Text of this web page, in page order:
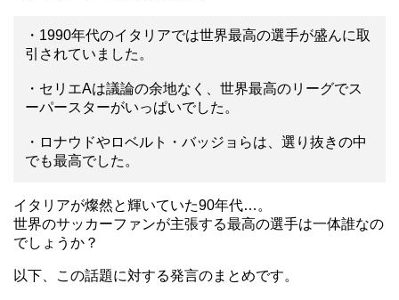
・1990年代のイタリアでは世界最高の選手が盛んに取
引されていました。
・セリエAは議論の余地なく、世界最高のリーグでス
ーパースターがいっぱいでした。
・ロナウドやロベルト・バッジョらは、選り抜きの中
でも最高でした。
イタリアが燦然と輝いていた90年代…。
世界のサッカーファンが主張する最高の選手は一体誰なの
でしょうか？
以下、この話題に対する発言のまとめです。